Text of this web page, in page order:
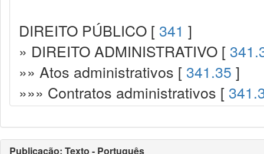
DIREITO PÚBLICO [ 341 ]
» DIREITO ADMINISTRATIVO [
»» Atos administrativos [ 341.35 ]
»»» Contratos administrativos [
Publicação: Texto - Português